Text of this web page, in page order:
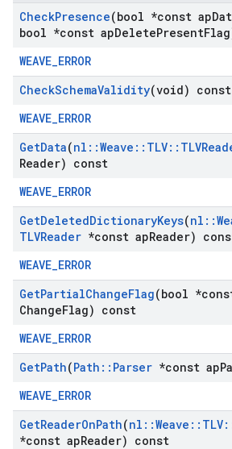
CheckPresence(bool *const ap
bool *const apDeletePresent
WEAVE_ERROR
CheckSchemaValidity(void) const
WEAVE_ERROR
GetData(nl ::Weave :: TLV::
Reader) const
WEAVE_ERROR
GetDeletedDictionaryKeys(nl ::
TLVReader *const apReader)
WEAVE_ERROR
GetPartialChangeFlag(bool
ChangeFlag) const
WEAVE_ERROR
GetPath(Path :: Parser *const ap
WEAVE_ERROR
GetReaderOnPath(nl ::Weave :: TLV
*const apReader) const